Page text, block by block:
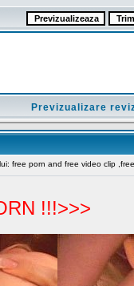
Previzualizare